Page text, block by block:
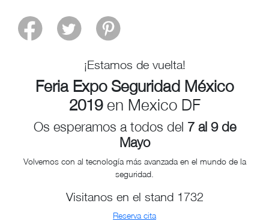
¡Estamos de vuelta!
Feria Expo Seguridad México
2019en Mexico DF
Os esperamos a todos del 7 al 9 de
Mayo
Volvemos con al tecnología más avanzada en el mundo de la
seguridad.
Visitanos en el stand 1732
Reserva cita